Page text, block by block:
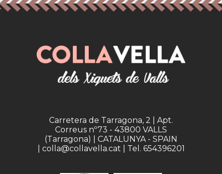
Carretera de Tarragona, 2 | Apt.
Correus nº73 - 43800 VALLS
(Tarragona) | CATALUNYA - SPAIN
| colla@collavella.cat | Tel. 654396201